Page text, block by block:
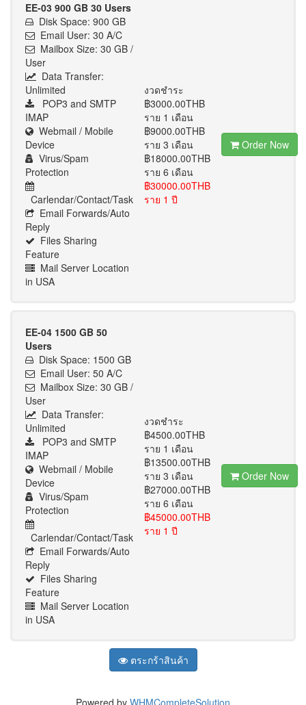
EE-03 900 GB 30 Users
Disk Space: 900 GB
Email User: 30 A/C
Mailbox Size: 30 GB /
User
Data Transfer:
Unlimited
POP3 and SMTP
IMAP
Webmail / Mobile
Device
Virus/Spam
Protection
Carlendar/Contact/Task
Email Forwards/Auto
Reply
Files Sharing
Feature
Mail Server Location
in USA
งวดชำระ
฿3000.00THB
ราย 1 เดือน
฿9000.00THB
ราย 3 เดือน
฿18000.00THB
ราย 6 เดือน
฿30000.00THB
ราย 1 ปี
Order Now
EE-04 1500 GB 50
Users
Disk Space: 1500 GB
Email User: 50 A/C
Mailbox Size: 30 GB /
User
Data Transfer:
Unlimited
POP3 and SMTP
IMAP
Webmail / Mobile
Device
Virus/Spam
Protection
Carlendar/Contact/Task
Email Forwards/Auto
Reply
Files Sharing
Feature
Mail Server Location
in USA
งวดชำระ
฿4500.00THB
ราย 1 เดือน
฿13500.00THB
ราย 3 เดือน
฿27000.00THB
ราย 6 เดือน
฿45000.00THB
ราย 1 ปี
Order Now
ตระกร้าสินค้า
Powered by WHMCompleteSolution